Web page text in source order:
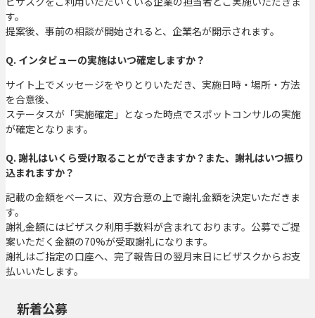
す。
提案後、事前の相談が開始されると、企業名が開示されます。
Q. インタビューの実施はいつ確定しますか？
サイト上でメッセージをやりとりいただき、実施日時・場所・方法
を合意後、
ステータスが「実施確定」となった時点でスポットコンサルの実施
が確定となります。
Q. 謝礼はいくら受け取ることができますか？また、謝礼はいつ振り
込まれますか？
記載の金額をベースに、双方合意の上で謝礼金額を決定いただきま
す。
謝礼金額にはビザスク利用手数料が含まれております。公募でご提
案いただく金額の70%が受取謝礼になります。
謝礼はご指定の口座へ、完了報告日の翌月末日にビザスクからお支
払いいたします。
新着公募